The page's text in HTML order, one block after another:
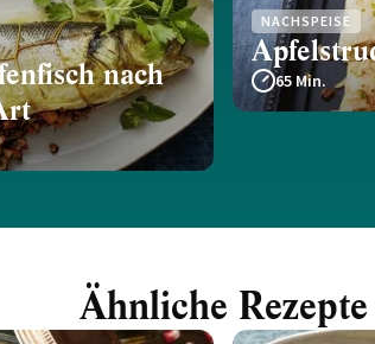
nach
NACHSPEISE
65 Min.
Ähnliche Rezepte